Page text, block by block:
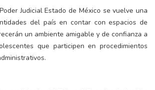
Judicial Estado de México se vuelve una
del país en contar con espacios de
un ambiente amigable y de confianza a
que participen en procedimientos